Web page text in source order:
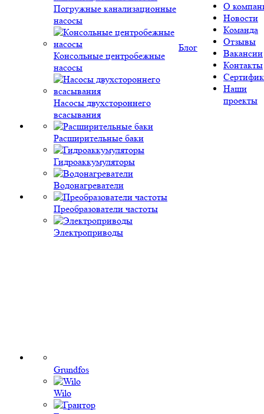
Погружные канализационные
насосы
Консольные центробежные
насосы
Насосы двухстороннего
всасывания
Расширительные баки
Гидроаккумуляторы
Водонагреватели
Преобразователи частоты
Электроприводы
Grundfos
Wilo
Блог
О
Новости
Команда
Отзывы
Вакансии
Контакты
Наши
проекты